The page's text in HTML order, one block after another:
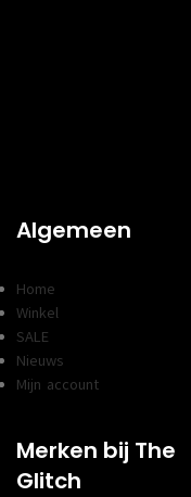
Algemeen
Home
Winkel
SALE
Nieuws
Mijn account
Merken bij The
Glitch